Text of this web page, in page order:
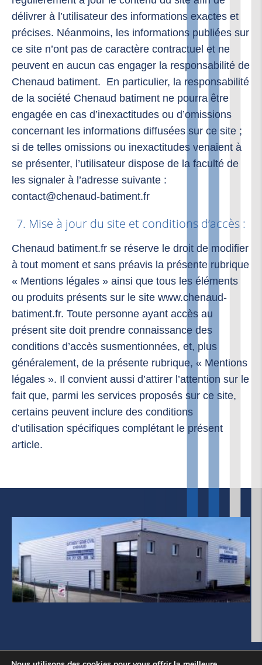
délivrer à l’utilisateur des informations exactes et
précises. Néanmoins, les informations publiées sur
ce site n’ont pas de caractère contractuel et ne
peuvent en aucun cas engager la responsabilité de
Chenaud batiment. En particulier, la responsabilité
de la société Chenaud batiment ne pourra être
engagée en cas d’inexactitudes ou d’omissions
concernant les informations diffusées sur ce site ;
si de telles omissions ou inexactitudes venaient à
se présenter, l’utilisateur dispose de la faculté de
les signaler à l’adresse suivante :
contact@chenaud-batiment.fr
7. Mise à jour du site et conditions d’accès :
Chenaud batiment.fr se réserve le droit de modifier
à tout moment et sans préavis la présente rubrique
« Mentions légales » ainsi que tous les éléments
ou produits présents sur le site www.chenaud-
batiment.fr. Toute personne ayant accès au
présent site doit prendre connaissance des
conditions d’accès susmentionnées, et, plus
généralement, de la présente rubrique, « Mentions
légales ». Il convient aussi d’attirer l’attention sur le
fait que, parmi les services proposés sur ce site,
certains peuvent inclure des conditions
d’utilisation spécifiques complétant le présent
article.
Mentions légales Politique de cookie